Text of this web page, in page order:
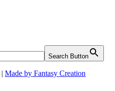
Search Button
| Made by Fantasy Creation